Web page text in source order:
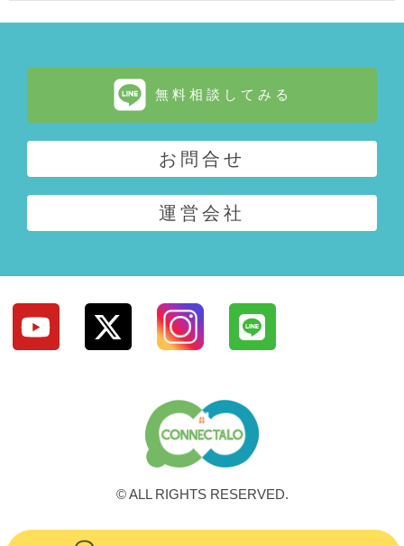
無料相談してみる
お問合せ
運営会社
© ALL RIGHTS RESERVED.